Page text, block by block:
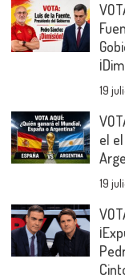
19
el
19